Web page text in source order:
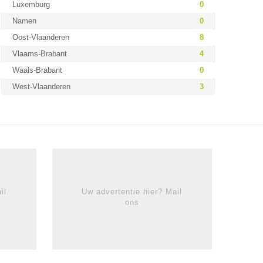
Luxemburg
0
Namen
0
Oost-Vlaanderen
8
Vlaams-Brabant
4
Waals-Brabant
0
West-Vlaanderen
3
Uw advertentie hier? Mail
ons